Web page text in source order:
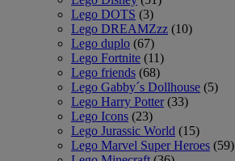
Lego DOTS (3)
Lego DREAMZzz (10)
Lego duplo (67)
Lego Fortnite (11)
Lego friends (68)
Lego Gabby´s Dollhouse (5)
Lego Harry Potter (33)
Lego Icons (23)
Lego Jurassic World (15)
Lego Marvel Super Heroes (59)